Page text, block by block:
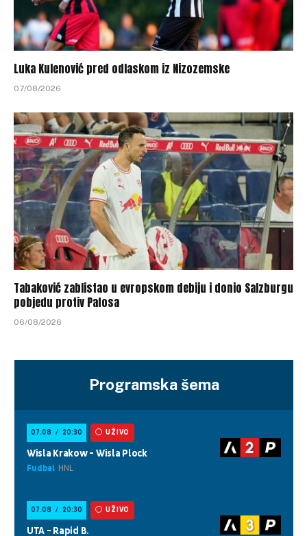
Luka Kulenović pred odlaskom iz Nizozemske
07/08/2026
Tabaković zablistao u evropskom debiju i donio Salzburgu
pobjedu protiv Pafosa
06/08/2026
Programska šema